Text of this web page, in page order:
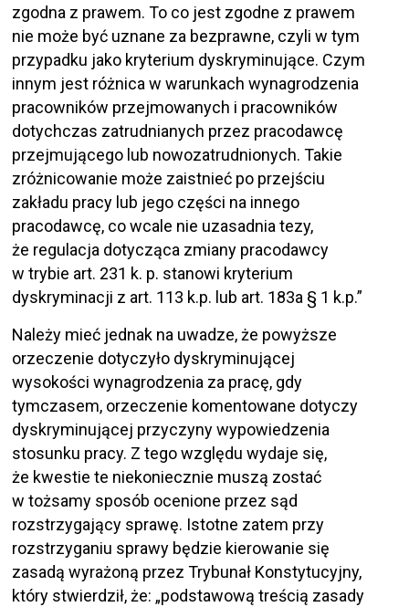
zgodna z prawem. To co jest zgodne z prawem
nie może być uznane za bezprawne, czyli w tym
przypadku jako kryterium dyskryminujące. Czym
innym jest różnica w warunkach wynagrodzenia
pracowników przejmowanych i pracowników
dotychczas zatrudnianych przez pracodawcę
przejmującego lub nowozatrudnionych. Takie
zróżnicowanie może zaistnieć po przejściu
zakładu pracy lub jego części na innego
pracodawcę, co wcale nie uzasadnia tezy,
że regulacja dotycząca zmiany pracodawcy
w trybie art. 231 k. p. stanowi kryterium
dyskryminacji z art. 113 k.p. lub art. 183a § 1 k.p.”
Należy mieć jednak na uwadze, że powyższe
orzeczenie dotyczyło dyskryminującej
wysokości wynagrodzenia za pracę, gdy
tymczasem, orzeczenie komentowane dotyczy
dyskryminującej przyczyny wypowiedzenia
stosunku pracy. Z tego względu wydaje się,
że kwestie te niekoniecznie muszą zostać
w tożsamy sposób ocenione przez sąd
rozstrzygający sprawę. Istotne zatem przy
rozstrzyganiu sprawy będzie kierowanie się
zasadą wyrażoną przez Trybunał Konstytucyjny,
który stwierdził, że: „podstawową treścią zasady